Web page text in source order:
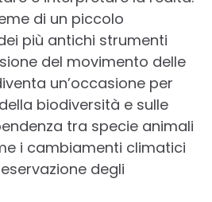
di un piccolo
più antichi strumenti
del movimento delle
un’occasione per
biodiversità e sulle
tra specie animali
i cambiamenti climatici
degli